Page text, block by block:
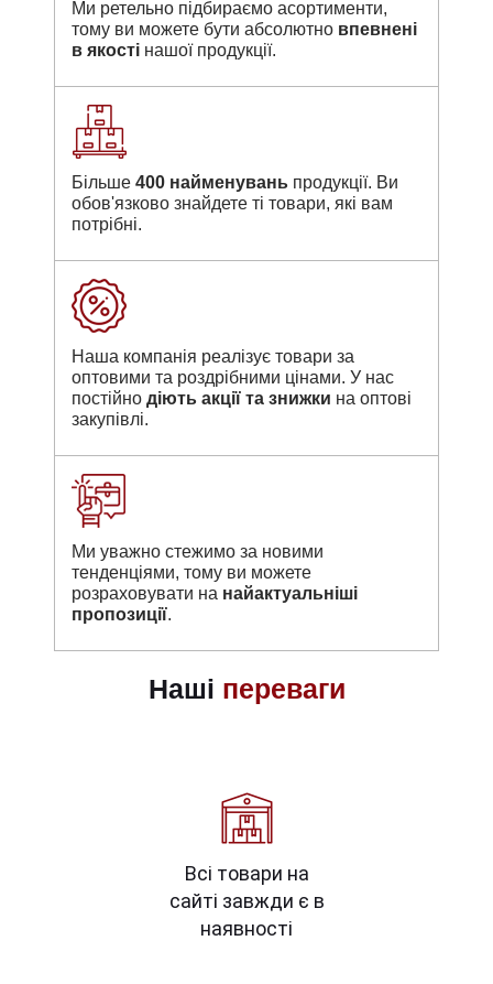
Ми ретельно підбираємо асортименти,
тому ви можете бути абсолютно впевнені
в якості нашої продукції.
Більше 400 найменувань продукції. Ви
обов'язково знайдете ті товари, які вам
потрібні.
Наша компанія реалізує товари за
оптовими та роздрібними цінами. У нас
постійно діють акції та знижки на оптові
закупівлі.
Ми уважно стежимо за новими
тенденціями, тому ви можете
розраховувати на найактуальніші
пропозиції.
Наші переваги
Всі товари на
сайті завжди є в
наявності